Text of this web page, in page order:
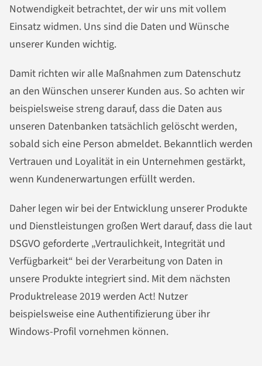
Notwendigkeit betrachtet, der wir uns mit vollem
Einsatz widmen. Uns sind die Daten und Wünsche
unserer Kunden wichtig.
Damit richten wir alle Maßnahmen zum Datenschutz
an den Wünschen unserer Kunden aus. So achten wir
beispielsweise streng darauf, dass die Daten aus
unseren Datenbanken tatsächlich gelöscht werden,
sobald sich eine Person abmeldet. Bekanntlich werden
Vertrauen und Loyalität in ein Unternehmen gestärkt,
wenn Kundenerwartungen erfüllt werden.
Daher legen wir bei der Entwicklung unserer Produkte
und Dienstleistungen großen Wert darauf, dass die laut
DSGVO geforderte „Vertraulichkeit, Integrität und
Verfügbarkeit“ bei der Verarbeitung von Daten in
unsere Produkte integriert sind. Mit dem nächsten
Produktrelease 2019 werden Act! Nutzer
beispielsweise eine Authentifizierung über ihr
Windows-Profil vornehmen können.